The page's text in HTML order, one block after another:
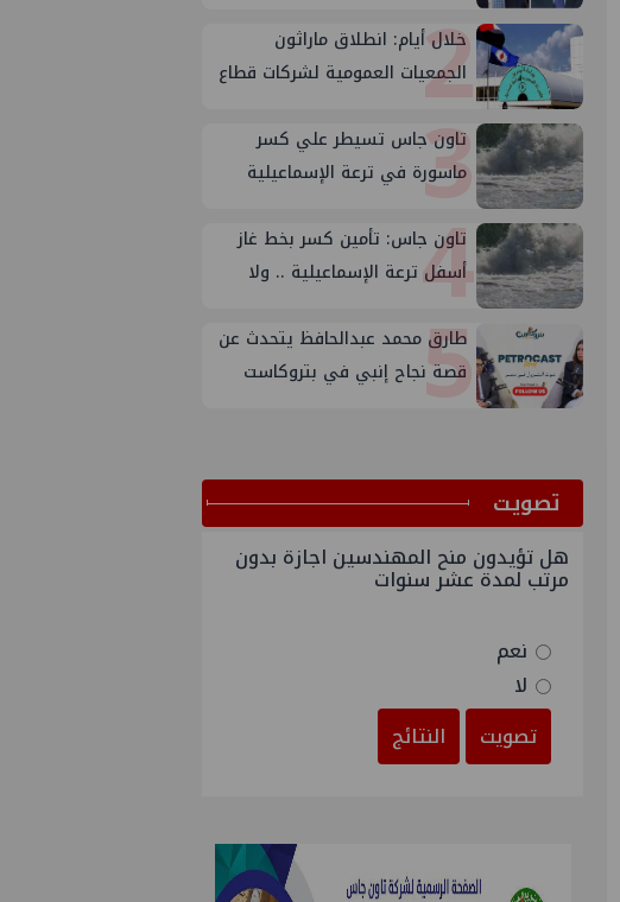
2
خلال أيام: انطلاق ماراثون
الجمعيات العمومية لشركات قطاع
3
تاون جاس تسيطر علي كسر
ماسورة في ترعة الإسماعيلية
4
تاون جاس: تأمين كسر بخط غاز
أسفل ترعة الإسماعيلية .. ولا
5
طارق محمد عبدالحافظ يتحدث عن
قصة نجاح إنبي في بتروكاست
ﺗﺼﻮﻳﺖ
هل تؤيدون منح المهندسين اجازة بدون
مرتب لمدة عشر سنوات
نعم
لا
تصويت
النتائج